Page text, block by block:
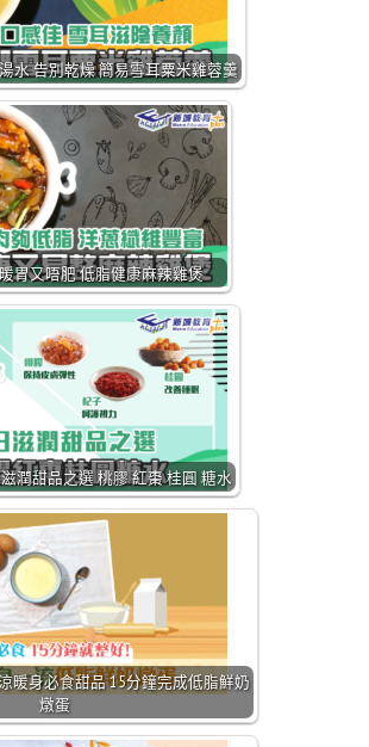
水 告別乾燥 簡易雪耳粟米雞蓉羹
胃又唔肥 低脂健康麻辣雞煲
滋潤甜品之選 桃膠 紅棗 桂圓 糖水
暖身必食甜品 15分鐘完成低脂鮮奶
燉蛋